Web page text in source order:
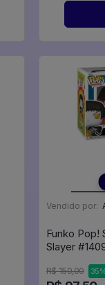
Vendido por:
Funko Pop!
Slayer
R$ 150,00